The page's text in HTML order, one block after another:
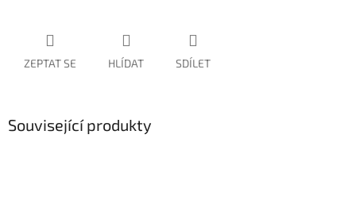
ZEPTAT SE HLÍDAT SDÍLET
Související produkty